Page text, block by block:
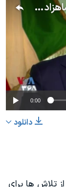
برشی کوتاه از مصاحبه اختصاصی| شاهزاده رضا پهلوی و وضعیت کووید۱۹ و واکسیناسیون در ایران
No
0:00
دانلود
تلاش ها برای